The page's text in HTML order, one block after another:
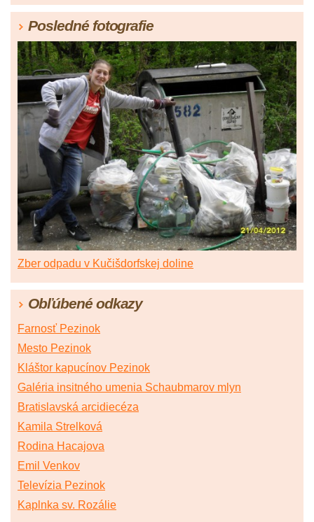
Posledné fotografie
Zber odpadu v Kučišdorfskej doline
Obľúbené odkazy
Farnosť Pezinok
Mesto Pezinok
Kláštor kapucínov Pezinok
Galéria insitného umenia Schaubmarov mlyn
Bratislavská arcidiecéza
Kamila Strelková
Rodina Hacajova
Emil Venkov
Televízia Pezinok
Kaplnka sv. Rozálie